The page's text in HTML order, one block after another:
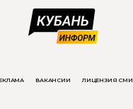
ВАКАНСИИ ЛИЦЕНЗИЯ СМИ